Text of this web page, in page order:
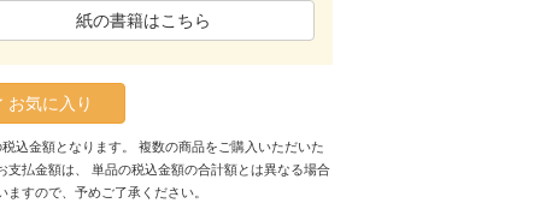
紙の書籍はこちら
お気に入り
込金額となります。 複数の商品をご購入いただいた
支払金額は、 単品の税込金額の合計額とは異なる場合
ますので、予めご了承ください。